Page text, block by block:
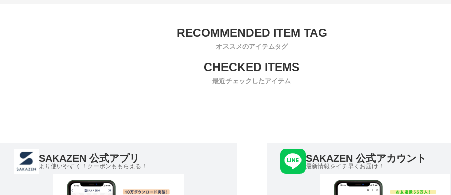
オススメのアイテムタグ
最近チェックしたアイテム
SAKAZEN 公式アプリ
より使いやすく！クーポンももらえる！
SAKAZEN 公式アカウント
最新情報をイチ早くお届け！